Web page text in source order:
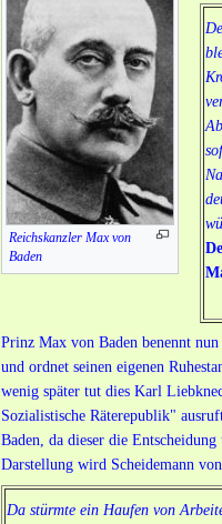
Reichskanzler Max von
Baden
Prinz Max von Baden benennt
und ordnet seinen eigenen
wenig später tut dies Karl
Sozialistische Räterepublik"
Baden, da dieser die
Darstellung wird Scheidemann
Da stürmte ein Haufen von